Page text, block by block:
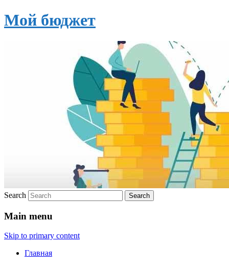
Мой бюджет
Search
Main menu
Skip to primary content
Главная